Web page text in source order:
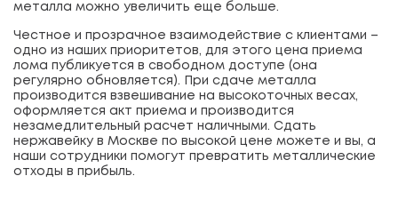
металла можно увеличить еще больше.
Честное и прозрачное взаимодействие с клиентами –
одно из наших приоритетов, для этого цена приема
лома публикуется в свободном доступе (она
регулярно обновляется). При сдаче металла
производится взвешивание на высокоточных весах,
оформляется акт приема и производится
незамедлительный расчет наличными. Сдать
нержавейку в Москве по высокой цене можете и вы, а
наши сотрудники помогут превратить металлические
отходы в прибыль.